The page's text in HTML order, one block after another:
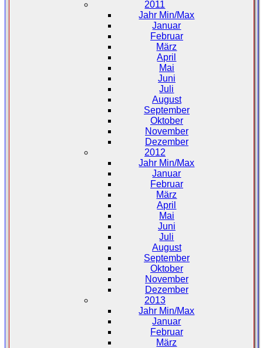
2011
Jahr Min/Max
Januar
Februar
März
April
Mai
Juni
Juli
August
September
Oktober
November
Dezember
2012
Jahr Min/Max
Januar
Februar
März
April
Mai
Juni
Juli
August
September
Oktober
November
Dezember
2013
Jahr Min/Max
Januar
Februar
März